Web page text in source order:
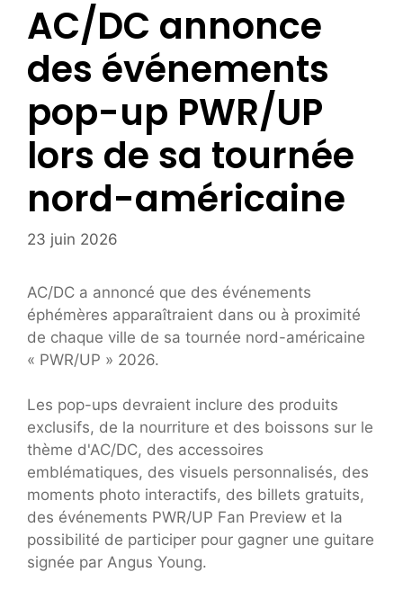
AC/DC annonce
des événements
pop-up PWR/UP
lors de sa tournée
nord-américaine
23 juin 2026
AC/DC a annoncé que des événements
éphémères apparaîtraient dans ou à proximité
de chaque ville de sa tournée nord-américaine
« PWR/UP » 2026.
Les pop-ups devraient inclure des produits
exclusifs, de la nourriture et des boissons sur le
thème d'AC/DC, des accessoires
emblématiques, des visuels personnalisés, des
moments photo interactifs, des billets gratuits,
des événements PWR/UP Fan Preview et la
possibilité de participer pour gagner une guitare
signée par Angus Young.